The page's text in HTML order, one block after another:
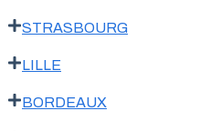
STRASBOURG
LILLE
BORDEAUX